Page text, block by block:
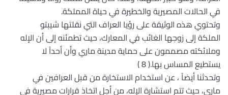
في الحالات المصيرية والخطيرة في حياة المملكة.
وتحتوي هذه الوثيقة على رؤيا العراف التي نقلتها شيبتو
الملكة إلى زوجها الغائب في المعارك، حيث تطمئنه إلى أن الإله
وملائكته مصممون على حماية مدينة ماري وأن أحداً لا
يستطيع المساس بها.( 8 )
وتحدثنا أيضاً ، عن استخدام الاستخارة من قبل العرافين في
ماري، حيث تتم استشارة الإله، من أجل اتخاذ قرارات مصيرية في